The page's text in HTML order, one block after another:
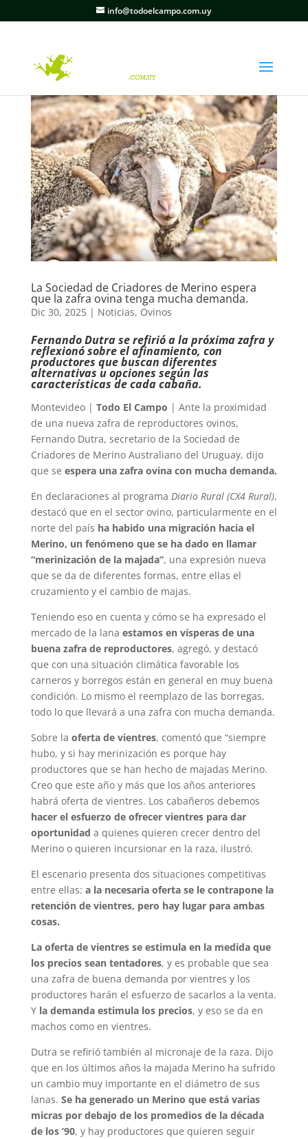
info@todoelcampo.com.uy
La Sociedad de Criadores de Merino espera
que la zafra ovina tenga mucha demanda.
Dic 30, 2025| Noticias, Ovinos
Fernando Dutra se refirió a la próxima zafra y
reflexionó sobre el afinamiento, con
productores que buscan diferentes
alternativas u opciones según las
características de cada cabaña.
Montevideo | Todo El Campo | Ante la proximidad
de una nueva zafra de reproductores ovinos,
Fernando Dutra, secretario de la Sociedad de
Criadores de Merino Australiano del Uruguay, dijo
que se espera una zafra ovina con mucha demanda.
En declaraciones al programa Diario Rural (CX4 Rural),
destacó que en el sector ovino, particularmente en el
norte del país ha habido una migración hacia el
Merino, un fenómeno que se ha dado en llamar
“merinización de la majada”, una expresión nueva
que se da de diferentes formas, entre ellas el
cruzamiento y el cambio de majas.
Teniendo eso en cuenta y cómo se ha expresado el
mercado de la lana estamos en vísperas de una
buena zafra de reproductores, agregó, y destacó
que con una situación climática favorable los
carneros y borregos están en general en muy buena
condición. Lo mismo el reemplazo de las borregas,
todo lo que llevará a una zafra con mucha demanda.
Sobre la oferta de vientres, comentó que “siempre
hubo, y si hay merinización es porque hay
productores que se han hecho de majadas Merino.
Creo que este año y más que los años anteriores
habrá oferta de vientres. Los cabañeros debemos
hacer el esfuerzo de ofrecer vientres para dar
oportunidad a quienes quieren crecer dentro del
Merino o quieren incursionar en la raza, ilustró.
El escenario presenta dos situaciones competitivas
entre ellas: a la necesaria oferta se le contrapone la
retención de vientres, pero hay lugar para ambas
cosas.
La oferta de vientres se estimula en la medida que
los precios sean tentadores, y es probable que sea
una zafra de buena demanda por vientres y los
productores harán el esfuerzo de sacarlos a la venta.
Y la demanda estimula los precios, y eso se da en
machos como en vientres.
Dutra se refirió también al micronaje de la raza. Dijo
que en los últimos años la majada Merino ha sufrido
un cambio muy importante en el diámetro de sus
lanas. Se ha generado un Merino que está varias
micras por debajo de los promedios de la década
de los ’90, y hay productores que quieren seguir